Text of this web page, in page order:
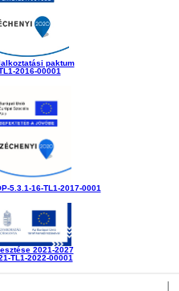
paktum
2016-00001
5.3.1-16-TL1-2017-0001
2021-2027
TL1-2022-00001